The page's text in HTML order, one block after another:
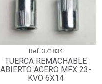
Ref. 371834
TUERCA REMACHABLE
ABIERTO ACERO MFX 23-
KVO 6X14